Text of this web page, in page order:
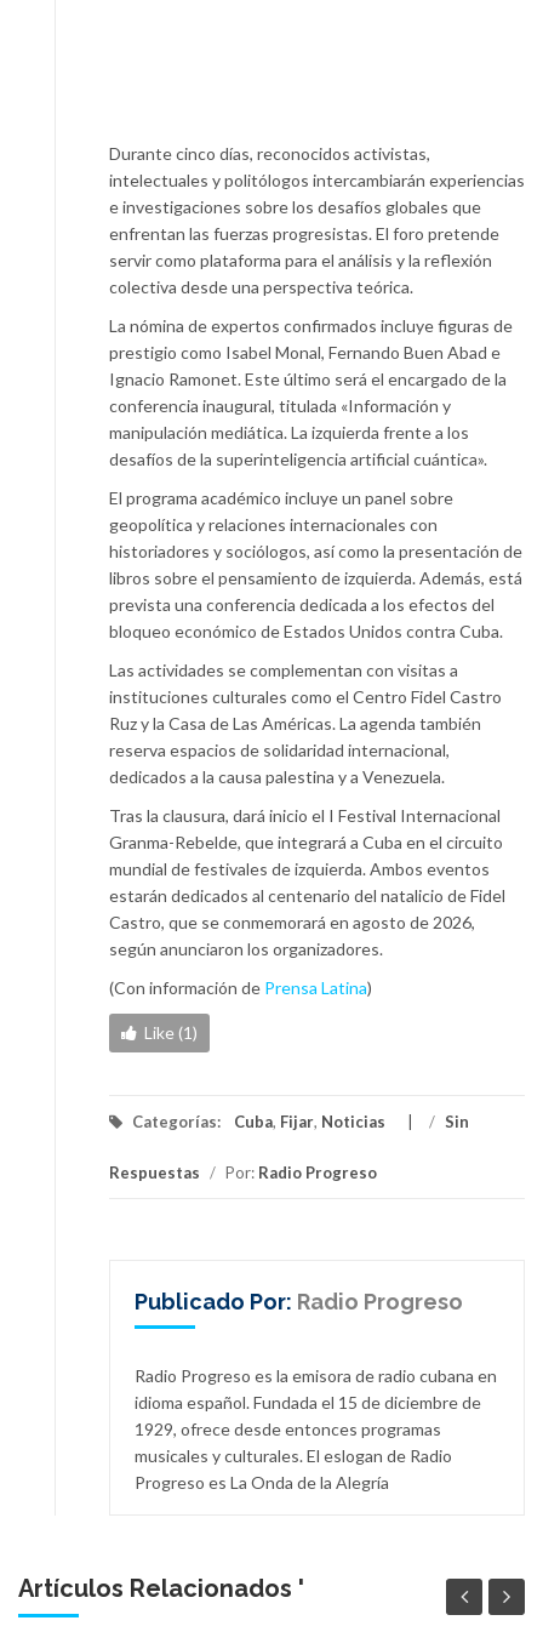
Durante cinco días, reconocidos activistas,
intelectuales y politólogos intercambiarán experiencias
e investigaciones sobre los desafíos globales que
enfrentan las fuerzas progresistas. El foro pretende
servir como plataforma para el análisis y la reflexión
colectiva desde una perspectiva teórica.
La nómina de expertos confirmados incluye figuras de
prestigio como Isabel Monal, Fernando Buen Abad e
Ignacio Ramonet. Este último será el encargado de la
conferencia inaugural, titulada «Información y
manipulación mediática. La izquierda frente a los
desafíos de la superinteligencia artificial cuántica».
El programa académico incluye un panel sobre
geopolítica y relaciones internacionales con
historiadores y sociólogos, así como la presentación de
libros sobre el pensamiento de izquierda. Además, está
prevista una conferencia dedicada a los efectos del
bloqueo económico de Estados Unidos contra Cuba.
Las actividades se complementan con visitas a
instituciones culturales como el Centro Fidel Castro
Ruz y la Casa de Las Américas. La agenda también
reserva espacios de solidaridad internacional,
dedicados a la causa palestina y a Venezuela.
Tras la clausura, dará inicio el I Festival Internacional
Granma-Rebelde, que integrará a Cuba en el circuito
mundial de festivales de izquierda. Ambos eventos
estarán dedicados al centenario del natalicio de Fidel
Castro, que se conmemorará en agosto de 2026,
según anunciaron los organizadores.
(Con información de Prensa Latina)
Like (1)
Categorías: Cuba, Fijar, Noticias / Sin
Respuestas / Por: Radio Progreso
Publicado Por: Radio Progreso
Radio Progreso es la emisora de radio cubana en
idioma español. Fundada el 15 de diciembre de
1929, ofrece desde entonces programas
musicales y culturales. El eslogan de Radio
Progreso es La Onda de la Alegría
Artículos Relacionados '